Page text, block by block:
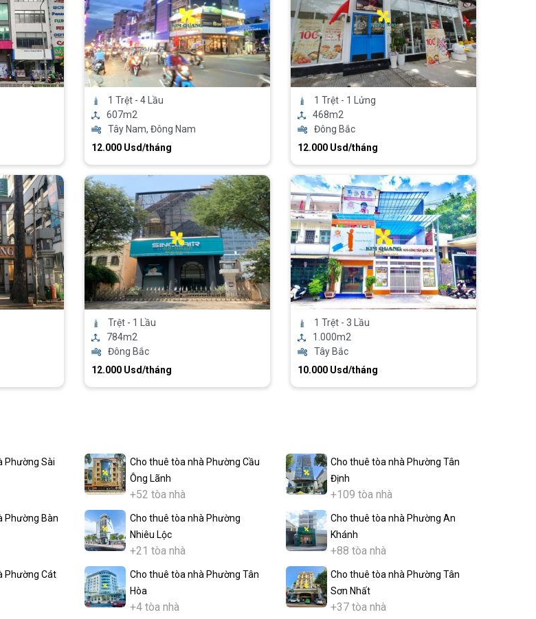
1 Trệt - 4 Lầu
607m2
Tây Nam, Đông Nam
12.000 Usd/tháng
1 Trệt - 1 Lửng
468m2
Đông Bắc
12.000 Usd/tháng
Trệt - 1 Lầu
784m2
Đông Bắc
12.000 Usd/tháng
1 Trệt - 3 Lầu
1.000m2
Tây Bắc
10.000 Usd/tháng
Phường Sài
Cho thuê tòa nhà Phường Cầu
Ông Lãnh
+52 tòa nhà
Cho thuê tòa nhà Phường Tân
Định
+109 tòa nhà
Phường Bàn
Cho thuê tòa nhà Phường
Nhiêu Lộc
+21 tòa nhà
Cho thuê tòa nhà Phường An
Khánh
+88 tòa nhà
Phường Cát
Cho thuê tòa nhà Phường Tân
Hòa
+4 tòa nhà
Cho thuê tòa nhà Phường Tân
Sơn Nhất
+37 tòa nhà